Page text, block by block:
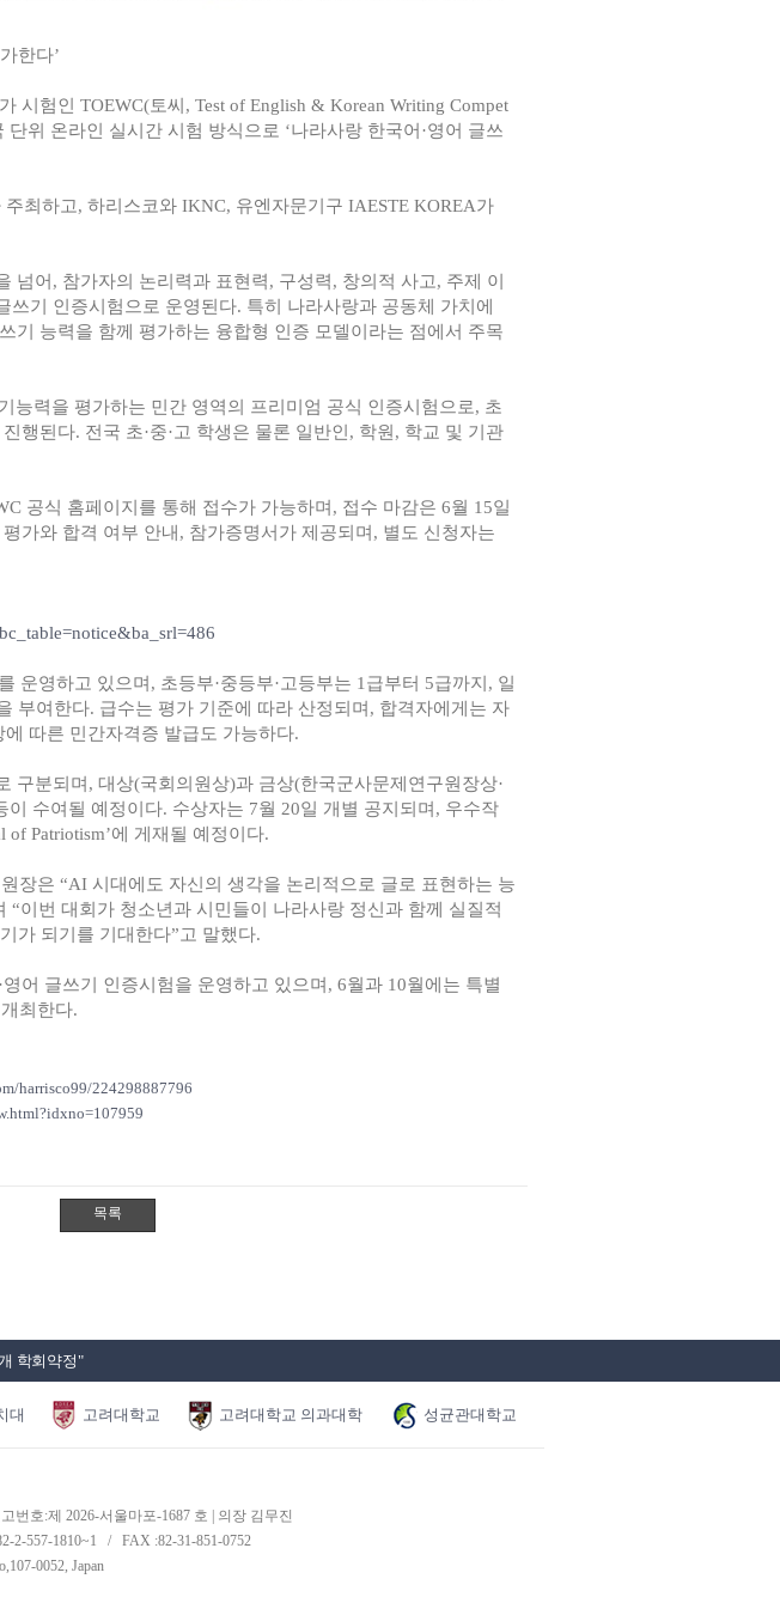
한다’
시험인 TOEWC(토씨 , Test of English & Korean Writing Compet
단위 온라인 실시간 시험 방식으로 ‘나라사랑 한국어 ·영어 글쓰
주최하고, 하리스코와 IKNC, 유엔자문기구 IAESTE KOREA가
넘어 , 참가자의 논리력과 표현력, 구성력, 창의적 사고, 주제 이
쓰기 인증시험으로 운영된다. 특히 나라사랑과 공동체 가치에
기 능력을 함께 평가하는 융합형 인증 모델이라는 점에서 주목
능력을 평가하는 민간 영역의 프리미엄 공식 인증시험으로, 초
행된다. 전국 초·중·고 학생은 물론 일반인 , 학원 , 학교 및 기관
공식 홈페이지를 통해 접수가 가능하며 , 접수 마감은 6월 15일
가와 합격 여부 안내 , 참가증명서가 제공되며 , 별도 신청자는
운영하고 있으며 , 초등부·중등부·고등부는 1 급부터 5급까지 , 일
부여한다. 급수는 평가 기준에 따라 산정되며 , 합격자에게는 자
에 따른 민간자격증 발급도 가능하다.
구분되며 , 대상(국회의원상)과 금상(한국군사문제연구원장상·
이 수여될 예정이다. 수상자는 7월 20일 개별 공지되며 , 우수작
of Patriotism’에 게재될 예정이다.
장은 “AI 시대에도 자신의 생각을 논리적으로 글로 표현하는 능
“이번 대회가 청소년과 시민들이 나라사랑 정신과 함께 실질적
가 되기를 기대한다”고 말했다.
·영어 글쓰기 인증시험을 운영하고 있으며 , 6월과 10월에는 특별
최한다.
harrisco99/224298887796
학회약정"
대 고려대학교 고려대학교 의과대학 성균관대학교
번호:제 2026-서울마포-1687 호 | 의장 김무진
2-557-1810~1 / FAX :82-31-851-0752
0052, Japan